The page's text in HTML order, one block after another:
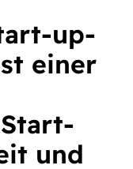
up-
einer
und